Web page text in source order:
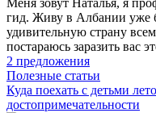
Меня зовут Наталья, я
гид. Живу в Албании уже
удивительную страну
постараюсь заразить вас
2 предложения
Полезные статьи
Куда поехать с детьми
до­сто­при­ме­ча­тель­но­сти